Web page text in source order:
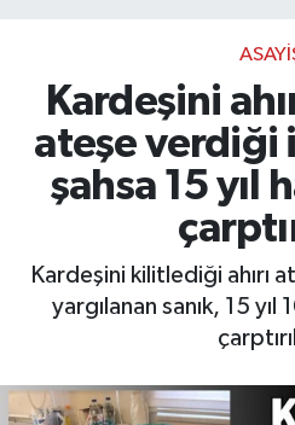
Kardeşini
ateşe verdiği
şahsa 15 yıl
Kardeşini kilitlediği ahırı
yargılanan sanık, 15 yıl